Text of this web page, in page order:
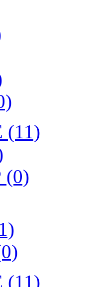
(11)
(0)
(11)